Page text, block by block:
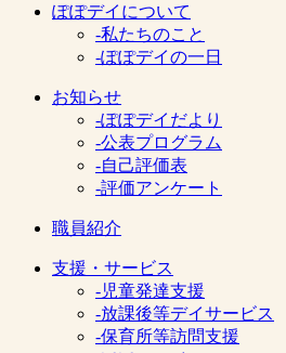
ぽぽデイについて
-私たちのこと
-ぽぽデイの一日
お知らせ
-ぽぽデイだより
-公表プログラム
-自己評価表
-評価アンケート
職員紹介
支援・サービス
-児童発達支援
-放課後等デイサービス
-保育所等訪問支援